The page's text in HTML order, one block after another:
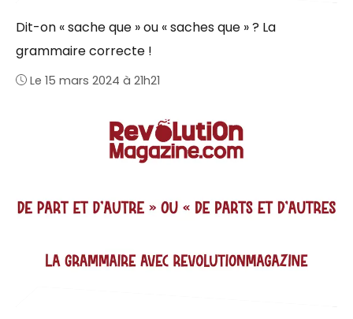
Dit-on « sache que » ou « saches que » ? La
grammaire correcte !
Le 15 mars 2024 à 21h21